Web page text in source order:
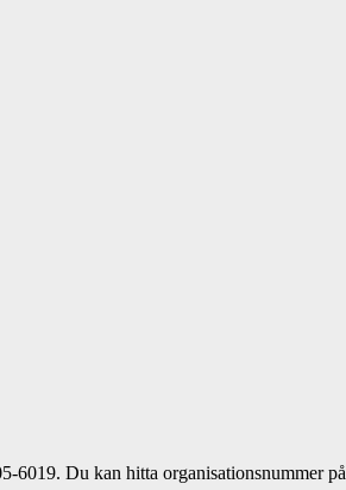
6019. Du kan hitta organisationsnummer på